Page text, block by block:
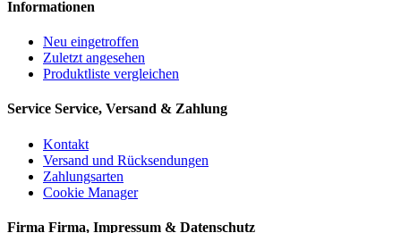
Informationen
Neu eingetroffen
Zuletzt angesehen
Produktliste vergleichen
Service Service, Versand & Zahlung
Kontakt
Versand und Rücksendungen
Zahlungsarten
Cookie Manager
Firma Firma, Impressum & Datenschutz